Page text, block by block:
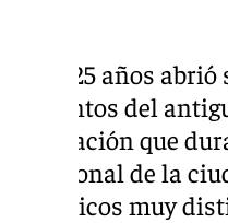
Hace 25 años
cimientos del
instalación que
emocional de la
zoológicos muy